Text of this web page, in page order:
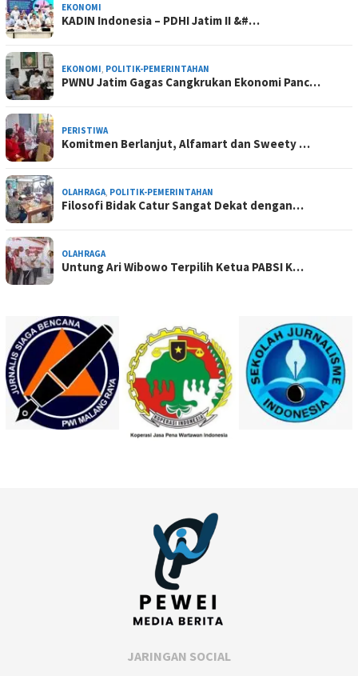
EKONOMI
KADIN Indonesia – PDHI Jatim II &#…
EKONOMI POLITIK-PEMERINTAHAN
PWNU Jatim Gagas Cangkrukan Ekonomi Panc…
PERISTIWA
Komitmen Berlanjut, Alfamart dan Sweety …
OLAHRAGA POLITIK-PEMERINTAHAN
Filosofi Bidak Catur Sangat Dekat dengan…
OLAHRAGA
Untung Ari Wibowo Terpilih Ketua PABSI K…
JARINGAN SOCIAL